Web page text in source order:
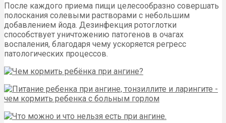
После каждого приема пищи целесообразно совершать
полоскания солевыми растворами с небольшим
добавлением йода. Дезинфекция ротоглотки
способствует уничтожению патогенов в очагах
воспаления, благодаря чему ускоряется регресс
патологических процессов.